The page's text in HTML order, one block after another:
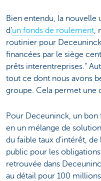
Bien entendu, la nouvelle
d’un fonds de roulement,
routinier pour
financées par le siège
prêts interentreprises."
tout ce dont nous avons
groupe. Cela permet une
Pour Deceuninck, un
en un mélange de
du faible taux d’intérêt, de
public pour les
retrouvée dans
au détail pour 100